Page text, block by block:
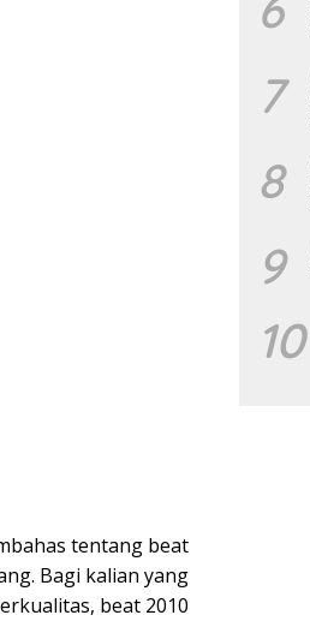
tentang beat
Bagi kalian yang
beat 2010
7
8
9
10